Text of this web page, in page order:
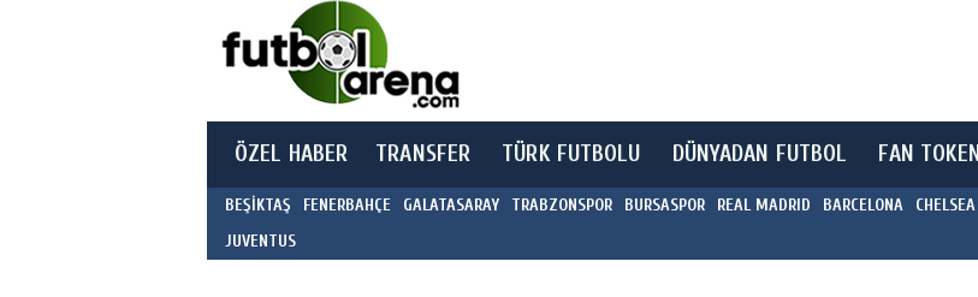
ÖZEL HABER TRANSFER TÜRK FUTBOLU DÜNYADAN FUTBOL FAN TOKEN
BEŞİKTAŞ FENERBAHÇE GALATASARAY TRABZONSPOR BURSASPOR REAL MADRID BARCELONA CHELSEA
JUVENTUS